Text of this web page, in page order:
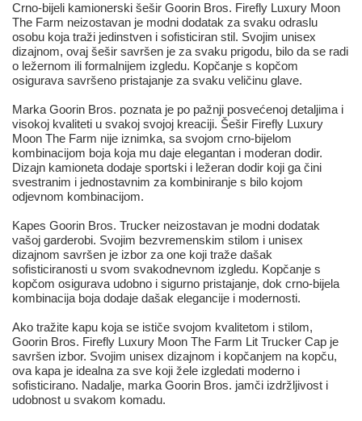
Crno-bijeli kamionerski šešir Goorin Bros. Firefly Luxury Moon
The Farm neizostavan je modni dodatak za svaku odraslu
osobu koja traži jedinstven i sofisticiran stil. Svojim unisex
dizajnom, ovaj šešir savršen je za svaku prigodu, bilo da se radi
o ležernom ili formalnijem izgledu. Kopčanje s kopčom
osigurava savršeno pristajanje za svaku veličinu glave.
Marka Goorin Bros. poznata je po pažnji posvećenoj detaljima i
visokoj kvaliteti u svakoj svojoj kreaciji. Šešir Firefly Luxury
Moon The Farm nije iznimka, sa svojom crno-bijelom
kombinacijom boja koja mu daje elegantan i moderan dodir.
Dizajn kamioneta dodaje sportski i ležeran dodir koji ga čini
svestranim i jednostavnim za kombiniranje s bilo kojom
odjevnom kombinacijom.
Kapes Goorin Bros. Trucker neizostavan je modni dodatak
vašoj garderobi. Svojim bezvremenskim stilom i unisex
dizajnom savršen je izbor za one koji traže dašak
sofisticiranosti u svom svakodnevnom izgledu. Kopčanje s
kopčom osigurava udobno i sigurno pristajanje, dok crno-bijela
kombinacija boja dodaje dašak elegancije i modernosti.
Ako tražite kapu koja se ističe svojom kvalitetom i stilom,
Goorin Bros. Firefly Luxury Moon The Farm Lit Trucker Cap je
savršen izbor. Svojim unisex dizajnom i kopčanjem na kopču,
ova kapa je idealna za sve koji žele izgledati moderno i
sofisticirano. Nadalje, marka Goorin Bros. jamči izdržljivost i
udobnost u svakom komadu.